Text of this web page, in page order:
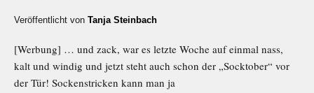
Veröffentlicht von Tanja Steinbach
[Werbung] … und zack, war es letzte Woche auf einmal nass,
kalt und windig und jetzt steht auch schon der „Socktober“ vor
der Tür! Sockenstricken kann man ja